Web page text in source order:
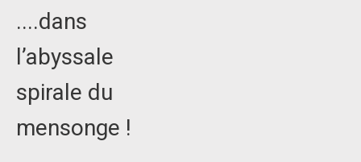
....dans
l’abyssale
spirale du
mensonge !